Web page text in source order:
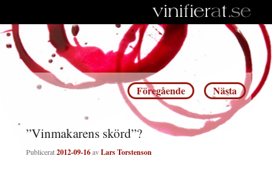
Inläggsnavigering
Föregående Nästa
”Vinmakarens skörd”?
Publicerat2012-09-16avLars Torstenson